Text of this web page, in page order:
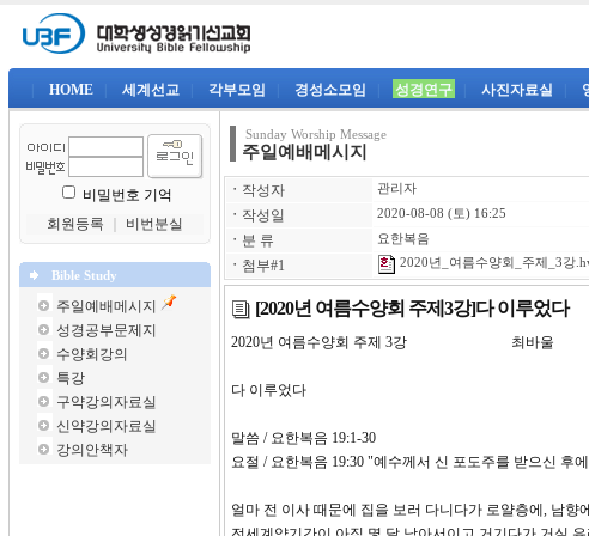
HOME 세계선교 각부모임 경성소모임 성경연구 사진자료실
비밀번호 기억
회원등록
비번분실
Bible Study
주일예배메시지
성경공부문제지
수양회강의
특강
구약강의자료실
신약강의자료실
강의안책자
Sunday Worship Message
주일예배메시지
ㆍ 작성자 관리자
ㆍ 작성일 2020-08-08 (토) 16:25
ㆍ 분 류 요한복음
ㆍ 첨부#1 2020년_여름수양회_주제_3강
[2020년 여름수양회 주제3강]다 이루었다
2020년 여름수양회 주제 3강 최바울
다 이루었다
말씀 / 요한복음 19:1-30
요절 / 요한복음 19:30 "예수께서 신 포도주를 받으신 후
얼마 전 이사 때문에 집을 보러 다니다가 로얄층에, 남